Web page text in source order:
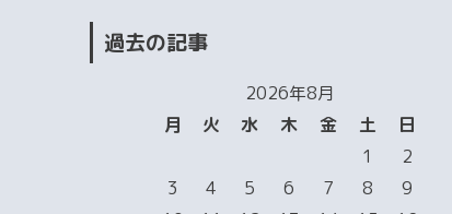
過去の記事
2026年8月
月
火 水 木 金 土
日
1
2
3
4 5 6 7 8
9